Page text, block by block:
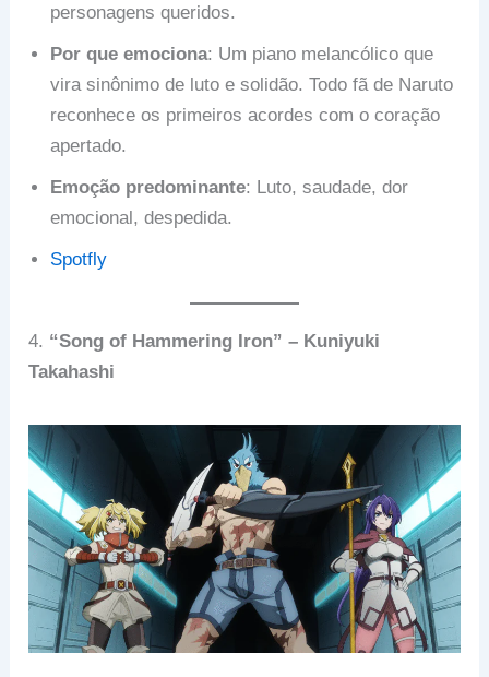
personagens queridos.
Por que emociona: Um piano melancólico que
vira sinônimo de luto e solidão. Todo fã de Naruto
reconhece os primeiros acordes com o coração
apertado.
Emoção predominante: Luto, saudade, dor
emocional, despedida.
Spotfly
4. “Song of Hammering Iron” – Kuniyuki
Takahashi